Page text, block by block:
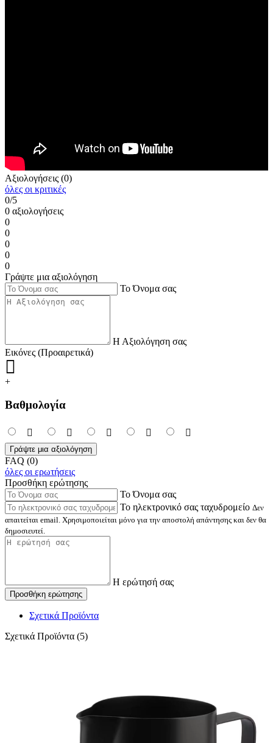
Αξιολογήσεις (0)
όλες οι κριτικές
0/5
0 αξιολογήσεις
0
0
0
0
0
Γράψτε μια αξιολόγηση
Το Όνομα σας
Η Αξιολόγηση σας
Εικόνες (Προαιρετικά)
+
Βαθμολογία
Γράψτε μια αξιολόγηση
FAQ (0)
όλες οι ερωτήσεις
Προσθήκη ερώτησης
Το Όνομα σας
Το ηλεκτρονικό σας ταχυδρομείο Δεν
απαιτείται email. Χρησιμοποιείται μόνο για την αποστολή απάντησης και δεν θα
δημοσιευτεί.
Η ερώτησή σας
Προσθήκη ερώτησης
Σχετικά Προϊόντα
Σχετικά Προϊόντα (5)